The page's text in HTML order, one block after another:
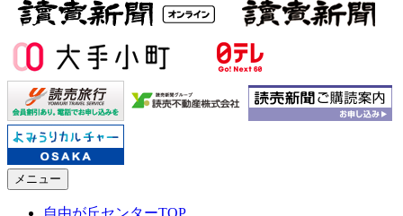
メニュー
自由が丘センターTOP